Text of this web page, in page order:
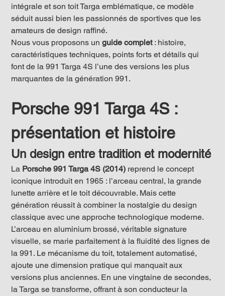
intégrale et son toit Targa emblématique, ce modèle
séduit aussi bien les passionnés de sportives que les
amateurs de design raffiné.
Nous vous proposons un guide complet : histoire,
caractéristiques techniques, points forts et détails qui
font de la 991 Targa 4S l’une des versions les plus
marquantes de la génération 991.
Porsche 991 Targa 4S :
présentation et histoire
Un design entre tradition et modernité
La Porsche 991 Targa 4S (2014) reprend le concept
iconique introduit en 1965 : l’arceau central, la grande
lunette arrière et le toit découvrable. Mais cette
génération réussit à combiner la nostalgie du design
classique avec une approche technologique moderne.
L’arceau en aluminium brossé, véritable signature
visuelle, se marie parfaitement à la fluidité des lignes de
la 991. Le mécanisme du toit, totalement automatisé,
ajoute une dimension pratique qui manquait aux
versions plus anciennes. En une vingtaine de secondes,
la Targa se transforme, offrant à son conducteur la